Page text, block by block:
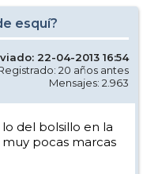
esquí?
22-04-2013 16:54
20 años antes
Mensajes: 2.963
del bolsillo en la
pocas marcas